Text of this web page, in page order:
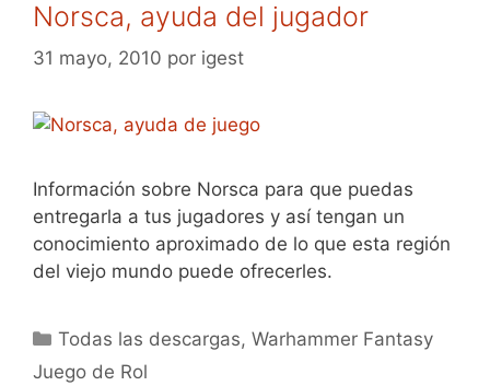
Norsca, ayuda del jugador
31 mayo, 2010 por igest
Información sobre Norsca para que puedas
entregarla a tus jugadores y así tengan un
conocimiento aproximado de lo que esta región
del viejo mundo puede ofrecerles.
Categorías
Todas las descargas,Warhammer Fantasy
Juego de Rol